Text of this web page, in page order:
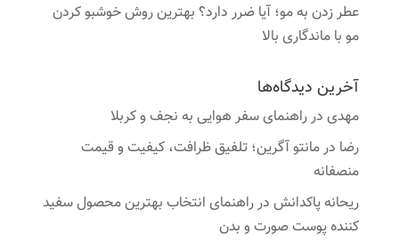
عطر زدن به مو؛ آیا ضرر دارد؟ بهترین روش خوشبو کردن
مو با ماندگاری بالا
آخرین دیدگاه‌ها
مهدیدرراهنمای سفر هوایی به نجف و کربلا
رضا درمانتو آگرین؛ تلفیق ظرافت، کیفیت و قیمت
منصفانه
ریحانه پاکدانشدرراهنمای انتخاب بهترین محصول سفید
کننده پوست صورت و بدن